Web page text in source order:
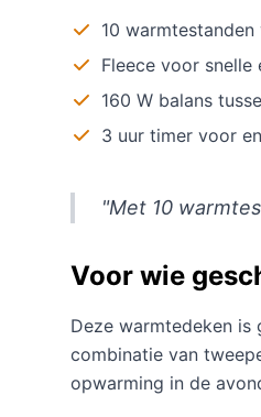
10
Fleece voor
160 W balans
3 uur timer voor
"Met 10
Voor wie
Deze warmtedeken
combinatie van
opwarming in de